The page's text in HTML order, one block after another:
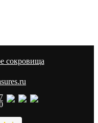
сокровища